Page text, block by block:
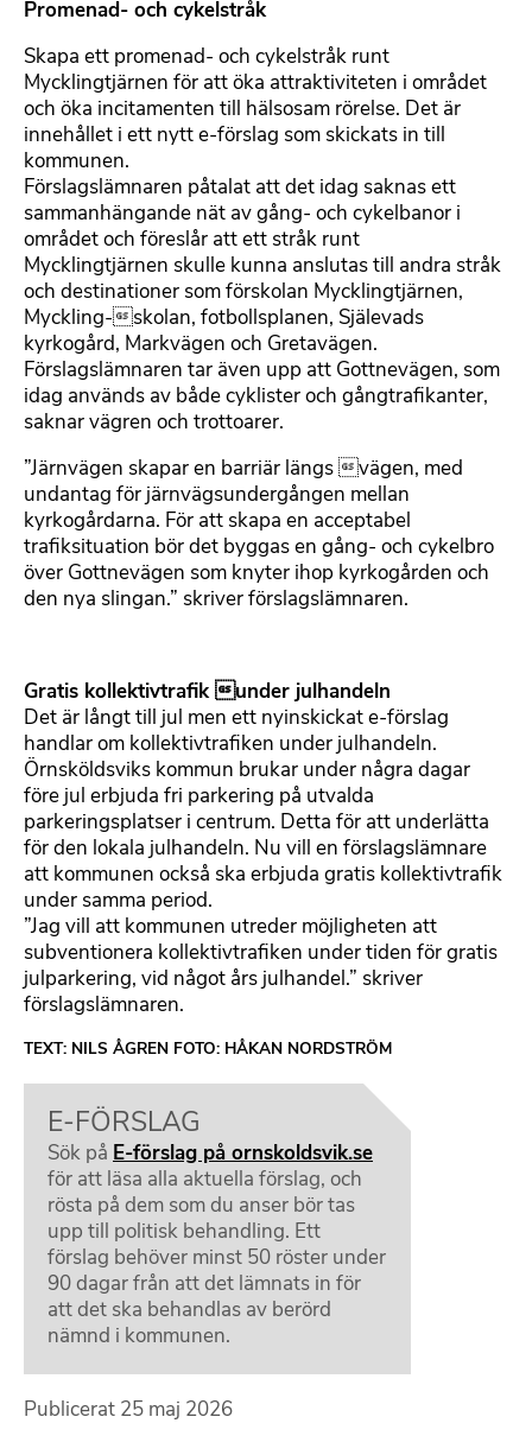
Promenad- och cykelstråk
Skapa ett promenad- och cykelstråk runt
Mycklingtjärnen för att öka attraktiviteten i området
och öka incitamenten till hälsosam rörelse. Det är
innehållet i ett nytt e-förslag som skickats in till
kommunen.
Förslagslämnaren påtalat att det idag saknas ett
sammanhängande nät av gång- och cykelbanor i
området och föreslår att ett stråk runt
Mycklingtjärnen skulle kunna anslutas till andra stråk
och destinationer som förskolan Mycklingtjärnen,
Myckling-skolan, fotbollsplanen, Själevads
kyrkogård, Markvägen och Gretavägen.
Förslagslämnaren tar även upp att Gottnevägen, som
idag används av både cyklister och gångtrafikanter,
saknar vägren och trottoarer.
”Järnvägen skapar en barriär längs vägen, med
undantag för järnvägsundergången mellan
kyrkogårdarna. För att skapa en acceptabel
trafiksituation bör det byggas en gång- och cykelbro
över Gottnevägen som knyter ihop kyrkogården och
den nya slingan.” skriver förslagslämnaren.
Gratis kollektivtrafik under julhandeln
Det är långt till jul men ett nyinskickat e-förslag
handlar om kollektivtrafiken under julhandeln.
Örnsköldsviks kommun brukar under några dagar
före jul erbjuda fri parkering på utvalda
parkeringsplatser i centrum. Detta för att underlätta
för den lokala julhandeln. Nu vill en förslagslämnare
att kommunen också ska erbjuda gratis kollektivtrafik
under samma period.
”Jag vill att kommunen utreder möjligheten att
subventionera kollektivtrafiken under tiden för gratis
julparkering, vid något års julhandel.” skriver
förslagslämnaren.
TEXT: NILS ÅGREN FOTO: HÅKAN NORDSTRÖM
E-FÖRSLAG
Sök på E-förslag på ornskoldsvik.se
för att läsa alla aktuella förslag, och
rösta på dem som du anser bör tas
upp till politisk behandling. Ett
förslag behöver minst 50 röster under
90 dagar från att det lämnats in för
att det ska behandlas av berörd
nämnd i kommunen.
Publicerat 25 maj 2026